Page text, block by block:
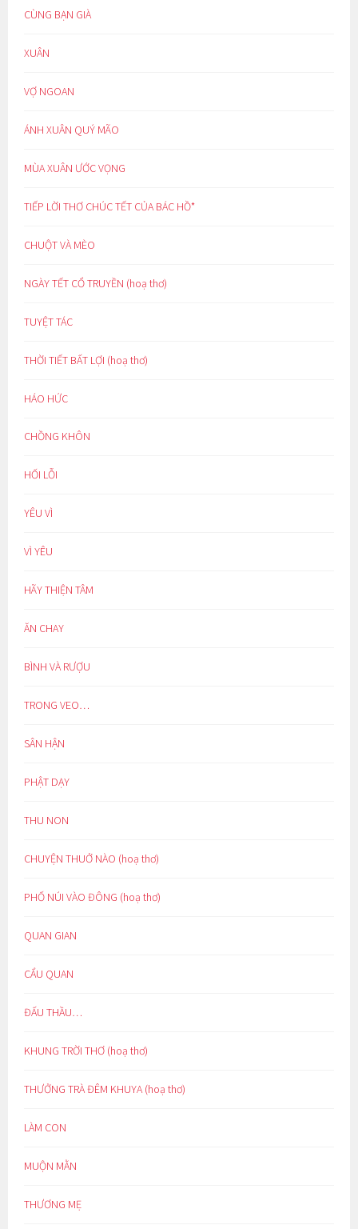
CÙNG BẠN GIÀ
XUÂN
VỢ NGOAN
ÁNH XUÂN QUÝ MÃO
MÙA XUÂN ƯỚC VỌNG
TIẾP LỜI THƠ CHÚC TẾT CỦA BÁC HỒ*
CHUỘT VÀ MÈO
NGÀY TẾT CỔ TRUYỀN (hoạ thơ)
TUYỆT TÁC
THỜI TIẾT BẤT LỢI (hoạ thơ)
HÁO HỨC
CHỒNG KHÔN
HỐI LỖI
YÊU VÌ
VÌ YÊU
HÃY THIỆN TÂM
ĂN CHAY
BÌNH VÀ RƯỢU
TRONG VEO…
SÂN HẬN
PHẬT DẠY
THU NON
CHUYỆN THUỞ NÀO (hoạ thơ)
PHỐ NÚI VÀO ĐÔNG (hoạ thơ)
QUAN GIAN
CẨU QUAN
ĐẤU THẦU…
KHUNG TRỜI THƠ (hoạ thơ)
THƯỞNG TRÀ ĐÊM KHUYA (hoạ thơ)
LÀM CON
MUỘN MẰN
THƯƠNG MẸ